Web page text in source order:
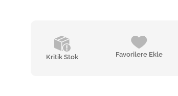
Kritik Stok Favorilere Ekle